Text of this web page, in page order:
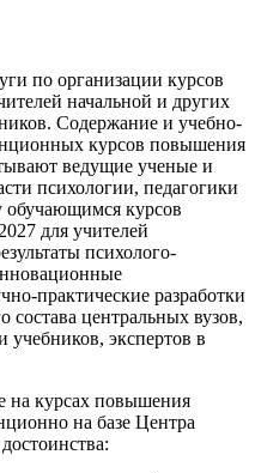
по организации курсов
начальной и других
Содержание и учебно-
курсов повышения
ведущие ученые и
психологии, педагогики
обучающимся курсов
для учителей
психолого-
практические разработки
состава центральных вузов,
экспертов в
на курсах повышения
на базе Центра